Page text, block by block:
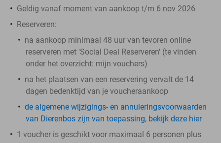
Geldig vanaf moment van aankoop t/m 6 nov 2026
Reserveren:
na aankoop minimaal 48 uur van tevoren online
reserveren met 'Social Deal Reserveren' (te vinden
onder het overzicht: mijn vouchers)
na het plaatsen van een reservering vervalt de 14
dagen bedenktijd van je voucheraankoop
de algemene wijzigings- en annuleringsvoorwaarden
van Dierenbos zijn van toepassing, bekijk deze hier
1 voucher is geschikt voor maximaal 6 personen plus